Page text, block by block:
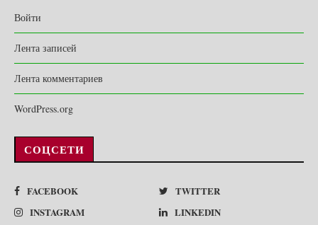
Войти
Лента записей
Лента комментариев
WordPress.org
СОЦСЕТИ
FACEBOOK
TWITTER
INSTAGRAM
LINKEDIN